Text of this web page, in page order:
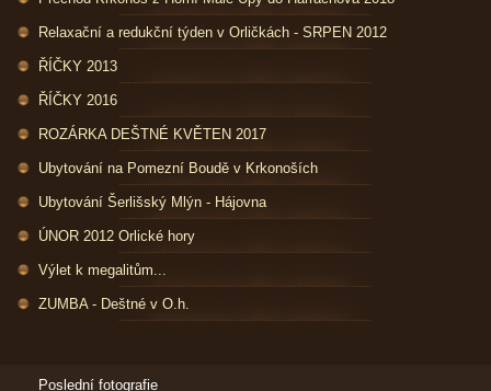
Relaxační a redukční týden v Orličkách - SRPEN 2012
ŘÍČKY 2013
ŘÍČKY 2016
ROZÁRKA DEŠTNÉ KVĚTEN 2017
Ubytování na Pomezní Boudě v Krkonoších
Ubytování Šerlišský Mlýn - Hájovna
ÚNOR 2012 Orlické hory
Výlet k megalitům...
ZUMBA - Deštné v O.h.
Poslední fotografie